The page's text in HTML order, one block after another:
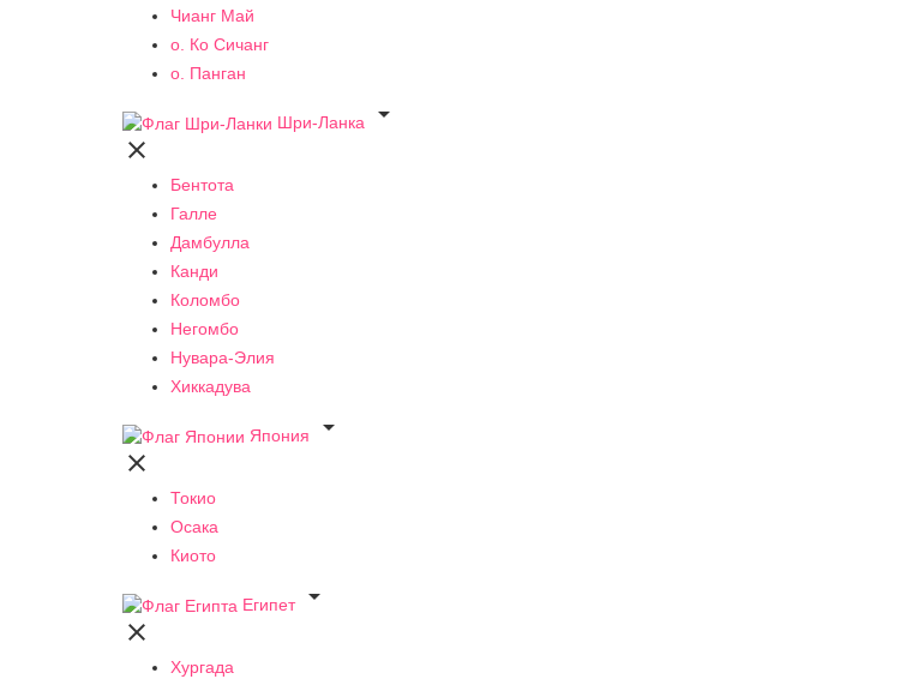
Чианг Май
о. Ко Сичанг
о. Панган
Шри-Ланка


Бентота
Галле
Дамбулла
Канди
Коломбо
Негомбо
Нувара-Элия
Хиккадува
Япония


Токио
Осака
Киото
Египет


Хургада